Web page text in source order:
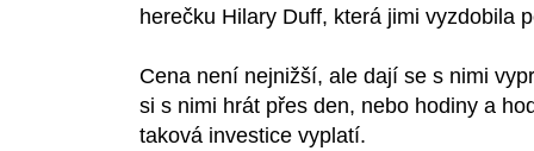
herečku Hilary Duff, která jimi vyzdobila
Cena není nejnižší, ale dají se s nimi
si s nimi hrát přes den, nebo hodiny a
taková investice vyplatí.